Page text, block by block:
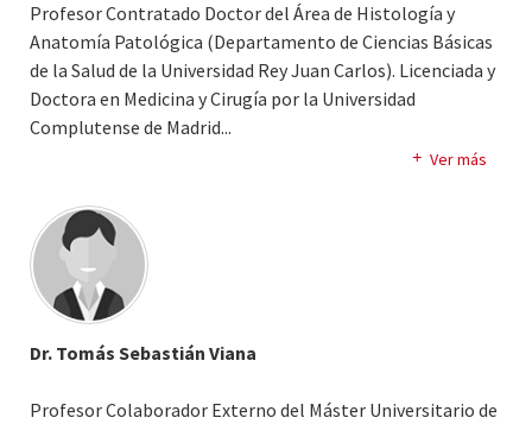
Múltiples aportaciones en congresos nacionales e
internacionales. Experiencia como enfermera,
fundamentalmente en cuidados intensivos.
Profesor Contratado Doctor del Área de Histología y
Anatomía Patológica (Departamento de Ciencias Básicas
de la Salud de la Universidad Rey Juan Carlos). Licenciada y
Doctora en Medicina y Cirugía por la Universidad
Complutense de Madrid...
Imparto docencia tanto en Grado (en asignaturas
Postgrado (Cursos de doctorado “Seminario Sobre Diseño
De Protocolos En Ciencias De La Salud”). Experiencia en
investigación con metodología cuantitativa.
Ver más
Dr. Tomás Sebastián Viana
Profesor Colaborador Externo del Máster Universitario de